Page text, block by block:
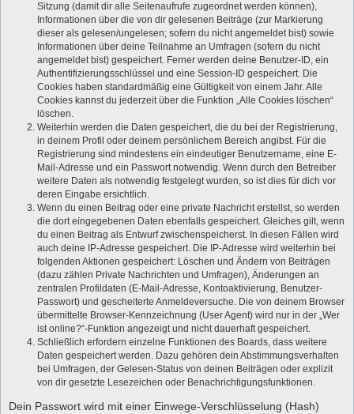
Sitzung (damit dir alle Seitenaufrufe zugeordnet werden können),
Informationen über die von dir gelesenen Beiträge (zur Markierung
dieser als gelesen/ungelesen; sofern du nicht angemeldet bist) sowie
Informationen über deine Teilnahme an Umfragen (sofern du nicht
angemeldet bist) gespeichert. Ferner werden deine Benutzer-ID, ein
Authentifizierungsschlüssel und eine Session-ID gespeichert. Die
Cookies haben standardmäßig eine Gültigkeit von einem Jahr. Alle
Cookies kannst du jederzeit über die Funktion „Alle Cookies löschen“
löschen.
Weiterhin werden die Daten gespeichert, die du bei der Registrierung,
in deinem Profil oder deinem persönlichem Bereich angibst. Für die
Registrierung sind mindestens ein eindeutiger Benutzername, eine E-
Mail-Adresse und ein Passwort notwendig. Wenn durch den Betreiber
weitere Daten als notwendig festgelegt wurden, so ist dies für dich vor
deren Eingabe ersichtlich.
Wenn du einen Beitrag oder eine private Nachricht erstellst, so werden
die dort eingegebenen Daten ebenfalls gespeichert. Gleiches gilt, wenn
du einen Beitrag als Entwurf zwischenspeicherst. In diesen Fällen wird
auch deine IP-Adresse gespeichert. Die IP-Adresse wird weiterhin bei
folgenden Aktionen gespeichert: Löschen und Ändern von Beiträgen
(dazu zählen Private Nachrichten und Umfragen), Änderungen an
zentralen Profildaten (E-Mail-Adresse, Kontoaktivierung, Benutzer-
Passwort) und gescheiterte Anmeldeversuche. Die von deinem Browser
übermittelte Browser-Kennzeichnung (User Agent) wird nur in der „Wer
ist online?“-Funktion angezeigt und nicht dauerhaft gespeichert.
Schließlich erfordern einzelne Funktionen des Boards, dass weitere
Daten gespeichert werden. Dazu gehören dein Abstimmungsverhalten
bei Umfragen, der Gelesen-Status von deinen Beiträgen oder explizit
von dir gesetzte Lesezeichen oder Benachrichtigungsfunktionen.
Dein Passwort wird mit einer Einwege-Verschlüsselung (Hash)